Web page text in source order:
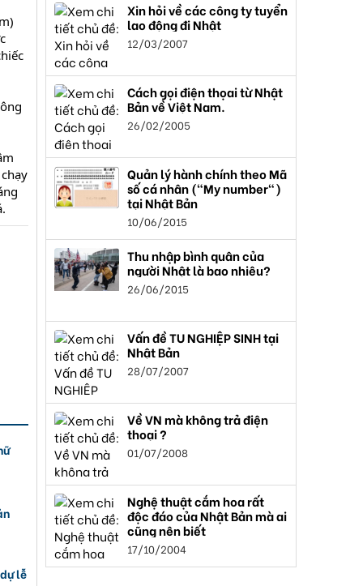
lễ
Xin hỏi về các công ty tuyển
lao động đi Nhật
12/03/2007
Cách gọi điện thọai từ Nhật
Bản về Việt Nam.
26/02/2005
Quản lý hành chính theo Mã
số cá nhân ("My number")
tại Nhật Bản
10/06/2015
Thu nhập bình quân của
người Nhật là bao nhiêu?
26/06/2015
Vấn đề TU NGHIỆP SINH tại
Nhật Bản
28/07/2007
Về VN mà không trả điện
thoại ?
01/07/2008
Nghệ thuật cắm hoa rất
độc đáo của Nhật Bản mà ai
cũng nên biết
17/10/2004